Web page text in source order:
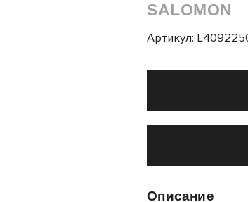
SALOMON
Артикул:
Описание